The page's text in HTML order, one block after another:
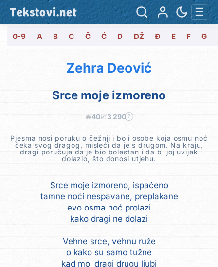
Tekstovi.net ☰
0-9 A B C Č Ć D DŽ Đ E F G
Zehra Deović
Srce moje izmoreno
🔥40📈3 290 ?
Pjesma nosi poruku o čežnji i boli osobe koja osmu noć
čeka svog dragog, misleći da je s drugom. Na kraju,
dragi poručuje da je bio bolestan i da bi joj uvijek
dolazio, što donosi utjehu.
Srce moje izmoreno, ispaćeno
tamne noći nespavane, preplakane
evo osma noć prolazi
kako dragi ne dolazi
Vehne srce, vehnu ruže
o kako su samo tužne
kad moj dragi drugu ljubi